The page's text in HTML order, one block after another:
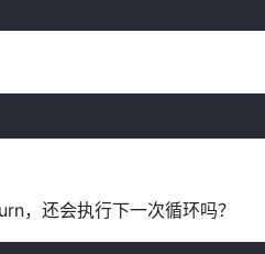
，还会执行下一次循环吗？